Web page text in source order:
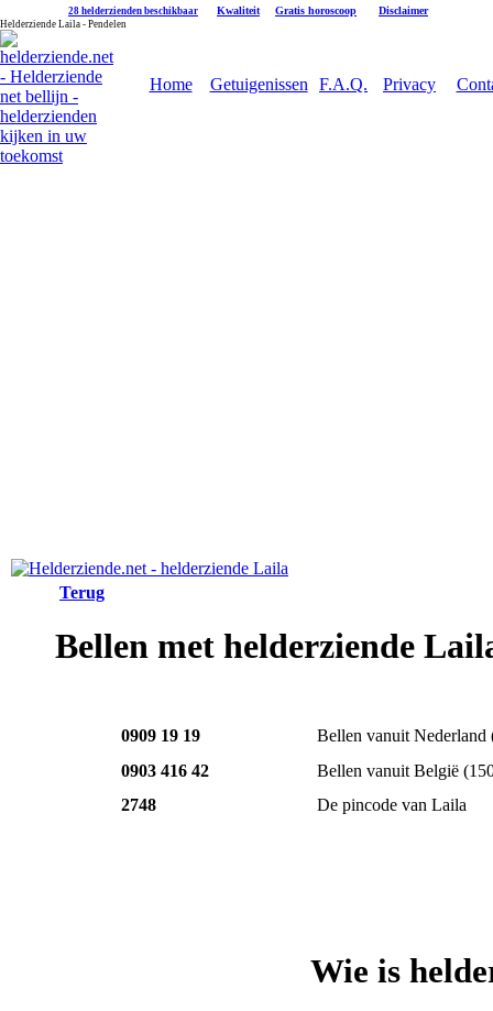
28 helderzienden beschikbaar Kwaliteit Gratis horoscoop Disclaimer
Helderziende Laila - Pendelen
Home Getuigenissen F.A.Q. Privacy
Terug
Bellen met helderziende
0909 19 19 Bellen vanuit Nederland
0903 416 42
Bellen vanuit België
2748
De pincode van Laila
Wie is